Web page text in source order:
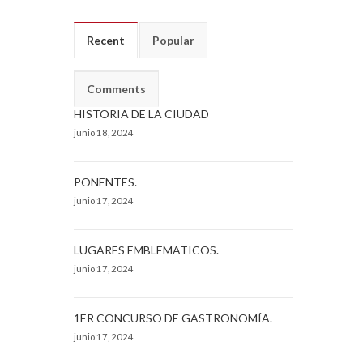
Recent Popular
Comments
HISTORIA DE LA CIUDAD
junio 18, 2024
PONENTES.
junio 17, 2024
LUGARES EMBLEMATICOS.
junio 17, 2024
1ER CONCURSO DE GASTRONOMÍA.
junio 17, 2024